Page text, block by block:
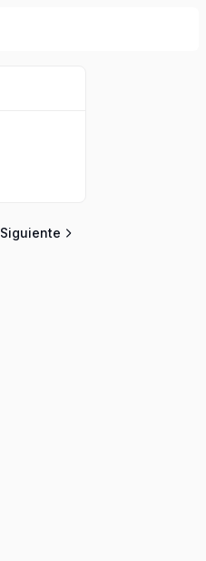
Siguiente